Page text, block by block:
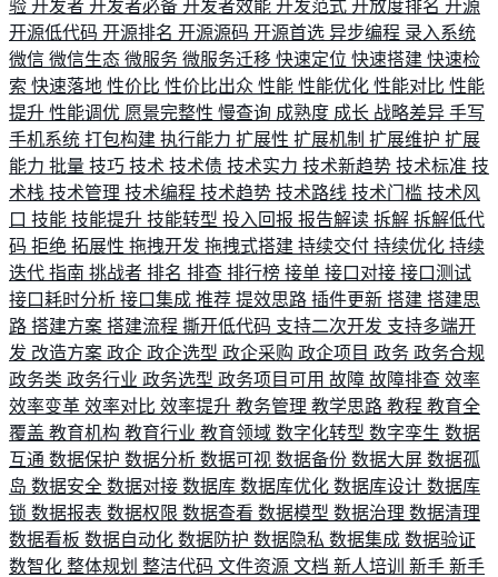
验 开发者 开发者必备 开发者效能 开发范式 开放度排名 开源
开源低代码 开源排名 开源源码 开源首选 异步编程 录入系统
微信 微信生态 微服务 微服务迁移 快速定位 快速搭建 快速检
索 快速落地 性价比 性价比出众 性能 性能优化 性能对比 性能
提升 性能调优 愿景完整性 慢查询 成熟度 成长 战略差异 手写
手机系统 打包构建 执行能力 扩展性 扩展机制 扩展维护 扩展
能力 批量 技巧 技术 技术债 技术实力 技术新趋势 技术标准 技
术栈 技术管理 技术编程 技术趋势 技术路线 技术门槛 技术风
口 技能 技能提升 技能转型 投入回报 报告解读 拆解 拆解低代
码 拒绝 拓展性 拖拽开发 拖拽式搭建 持续交付 持续优化 持续
迭代 指南 挑战者 排名 排查 排行榜 接单 接口对接 接口测试
接口耗时分析 接口集成 推荐 提效思路 插件更新 搭建 搭建思
路 搭建方案 搭建流程 撕开低代码 支持二次开发 支持多端开
发 改造方案 政企 政企选型 政企采购 政企项目 政务 政务合规
政务类 政务行业 政务选型 政务项目可用 故障 故障排查 效率
效率变革 效率对比 效率提升 教务管理 教学思路 教程 教育全
覆盖 教育机构 教育行业 教育领域 数字化转型 数字孪生 数据
互通 数据保护 数据分析 数据可视 数据备份 数据大屏 数据孤
岛 数据安全 数据对接 数据库 数据库优化 数据库设计 数据库
锁 数据报表 数据权限 数据查看 数据模型 数据治理 数据清理
数据看板 数据自动化 数据防护 数据隐私 数据集成 数据验证
数智化 整体规划 整洁代码 文件资源 文档 新人培训 新手 新手